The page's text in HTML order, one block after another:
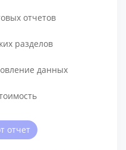
отчетов
разделов
данных
отчет